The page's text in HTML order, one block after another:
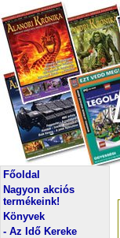
Főoldal
Nagyon akciós
termékeink!
Könyvek
- Az Idő Kereke